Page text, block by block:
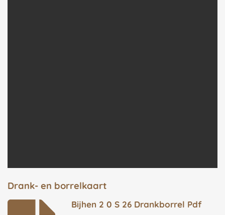
Drank- en borrelkaart
Bijhen 2 0 S 26 Drankborrel Pdf